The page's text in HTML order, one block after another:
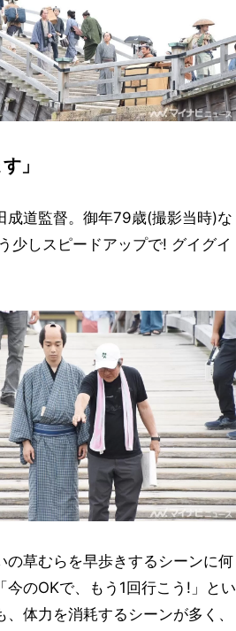
」
成道監督。御年79歳(撮影当時)な
少しスピードアップで! グイグイ
草むらを早歩きするシーンに何
のOKで、もう1回行こう!」とい
体力を消耗するシーンが多く、